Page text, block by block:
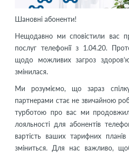
Шановні абоненти!
Нещодавно ми сповістили вас
послуг телефонії з 1.04.20.
щодо можливих загроз
змінилася.
Ми розуміємо, що зараз
партнерами стає не звичайною
турботою про вас ми
лояльності для абонентів
вартість ваших тарифних
зміниться. Для нас важливо,